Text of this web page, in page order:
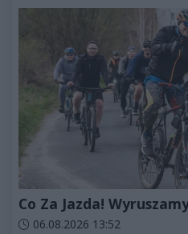
Co Za Jazda!
Data dodania artykułu:
06.08.2026 13:52